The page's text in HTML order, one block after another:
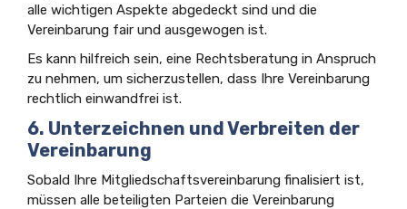
alle wichtigen Aspekte abgedeckt sind und die
Vereinbarung fair und ausgewogen ist.
Es kann hilfreich sein, eine Rechtsberatung in Anspruch
zu nehmen, um sicherzustellen, dass Ihre Vereinbarung
rechtlich einwandfrei ist.
6. Unterzeichnen und Verbreiten der
Vereinbarung
Sobald Ihre Mitgliedschaftsvereinbarung finalisiert ist,
müssen alle beteiligten Parteien die Vereinbarung